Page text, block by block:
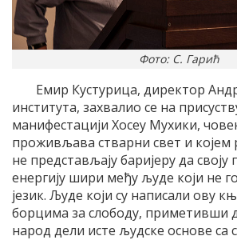
Фото: С. Гарић
Емир Кустурица, директор
института, захвалио се на
манифестацији Хосеу Мухики,
проживљава стварни свет и којем
не представљају баријеру да своју
енергију шири међу људе који не
језик. Људе који су написали ову
борцима за слободу, приметивши
народ дели исте људске основе са